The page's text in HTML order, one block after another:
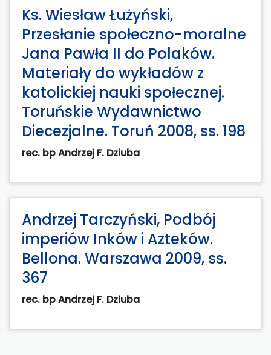
Ks. Wiesław Łużyński,
Przesłanie społeczno-moralne
Jana Pawła II do Polaków.
Materiały do wykładów z
katolickiej nauki społecznej.
Toruńskie Wydawnictwo
Diecezjalne. Toruń 2008, ss. 198
rec. bp Andrzej F. Dziuba
Andrzej Tarczyński, Podbój
imperiów Inków i Azteków.
Bellona. Warszawa 2009, ss.
367
rec. bp Andrzej F. Dziuba